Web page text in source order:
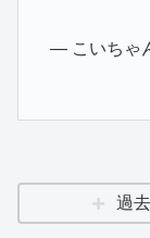
— こいちゃ
過